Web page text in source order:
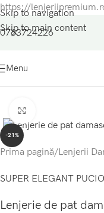
https://
Skip to navigation
Skip to main content
0763724226
Menu
-21%
Prima pagină/Lenjerii
SUPER ELEGANT
Lenjerie de pat